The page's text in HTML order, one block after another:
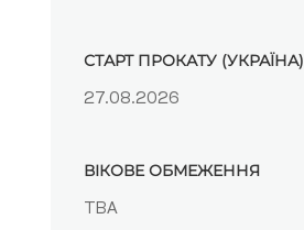
СТАРТ ПРОКАТУ (УКРАЇНА)
27.08.2026
ВІКОВЕ ОБМЕЖЕННЯ
TBA